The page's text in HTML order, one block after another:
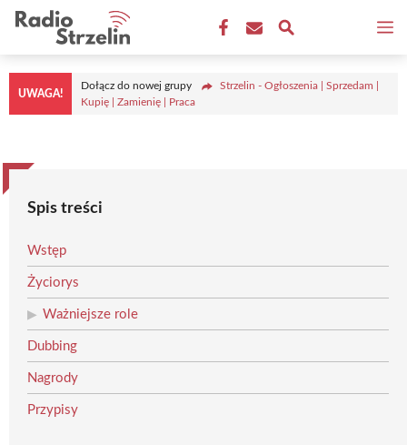
Przejdź
treści
UWAGA!
Dołącz do nowej grupy
Strzelin - Ogłoszenia | Sprzedam |
Kupię | Zamienię | Praca
Spis treści
Wstęp
Życiorys
Ważniejsze role
Dubbing
Nagrody
Przypisy